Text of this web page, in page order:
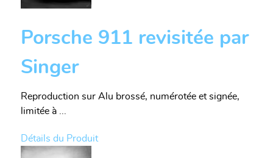
Porsche 911 revisitée par
Singer
Reproduction sur Alu brossé, numérotée et signée,
limitée à ...
Détails du Produit